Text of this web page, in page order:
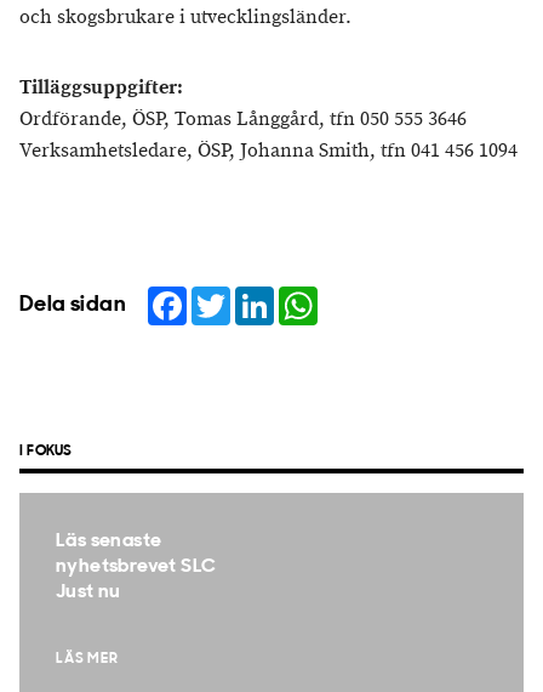
och skogsbrukare i utvecklingsländer.
Tilläggsuppgifter:
Ordförande, ÖSP, Tomas Långgård, tfn 050 555 3646
Verksamhetsledare, ÖSP, Johanna Smith, tfn 041 456 1094
Dela sidan Facebook
TwitterLinkedIn
I FOKUS
Läs senaste
nyhetsbrevet SLC
Just nu
LÄS MER